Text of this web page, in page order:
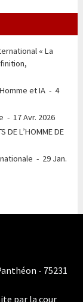
« La
et IA- 4
- 17 Avr. 2026
DE L’HOMME DE
- 29 Jan.
- 75231
par la cour